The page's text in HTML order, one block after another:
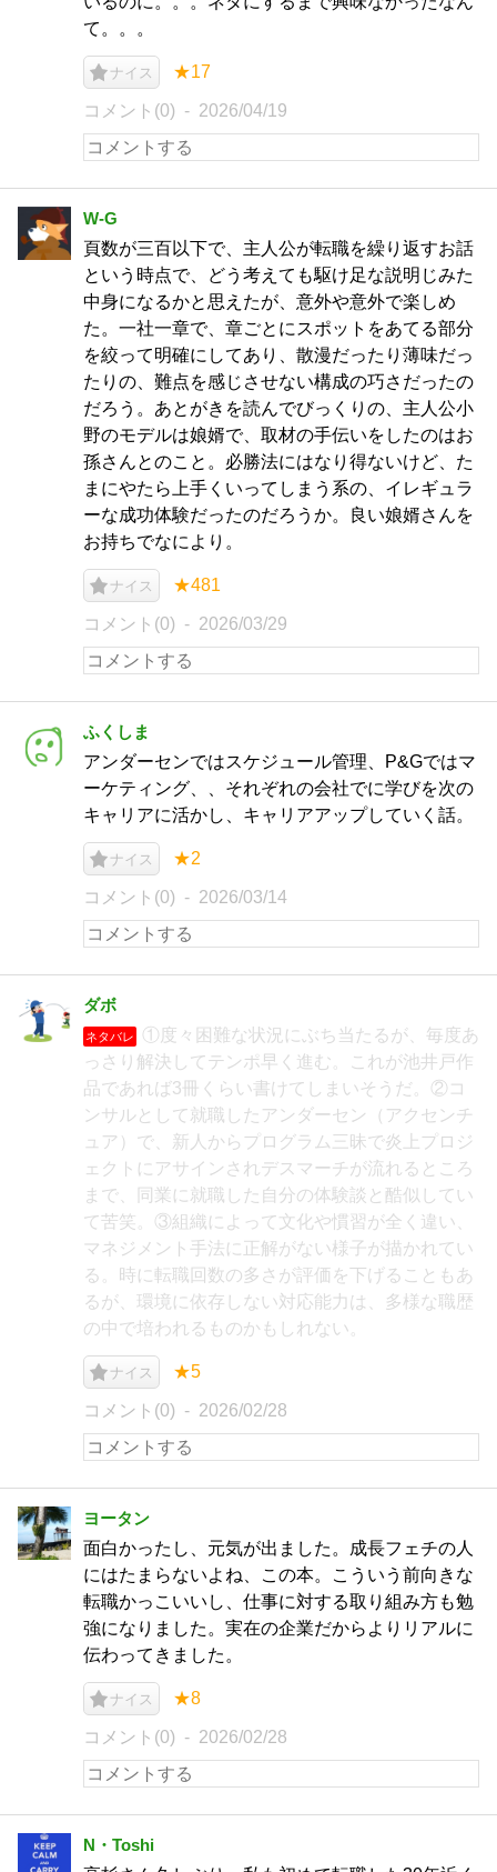
て。。。
ナイス ★17
コメント(0) 2026/04/19
W-G
頁数が三百以下で、主人公が転職を繰り返すお話
という時点で、どう考えても駆け足な説明じみた
中身になるかと思えたが、意外や意外で楽しめ
た。一社一章で、章ごとにスポットをあてる部分
を絞って明確にしてあり、散漫だったり薄味だっ
たりの、難点を感じさせない構成の巧さだったの
だろう。あとがきを読んでびっくりの、主人公小
野のモデルは娘婿で、取材の手伝いをしたのはお
孫さんとのこと。必勝法にはなり得ないけど、た
まにやたら上手くいってしまう系の、イレギュラ
ーな成功体験だったのだろうか。良い娘婿さんを
お持ちでなにより。
ナイス ★481
コメント(0) 2026/03/29
ふくしま
アンダーセンではスケジュール管理、P&Gではマ
ーケティング、、それぞれの会社でに学びを次の
キャリアに活かし、キャリアアップしていく話。
ナイス ★2
コメント(0) 2026/03/14
ダボ
ネタバレ
①度々困難な状況にぶち当たるが、毎度あ
っさり解決してテンポ早く進む。これが池井戸作
品であれば3冊くらい書けてしまいそうだ。②コ
ンサルとして就職したアンダーセン（アクセンチ
ュア）で、新人からプログラム三昧で炎上プロジ
ェクトにアサインされデスマーチが流れるところ
まで、同業に就職した自分の体験談と酷似してい
て苦笑。③組織によって文化や慣習が全く違い、
マネジメント手法に正解がない様子が描かれてい
る。時に転職回数の多さが評価を下げることもあ
るが、環境に依存しない対応能力は、多様な職歴
の中で培われるものかもしれない。
ナイス ★5
コメント(0) 2026/02/28
ヨータン
面白かったし、元気が出ました。成長フェチの人
にはたまらないよね、この本。こういう前向きな
転職かっこいいし、仕事に対する取り組み方も勉
強になりました。実在の企業だからよりリアルに
伝わってきました。
ナイス ★8
コメント(0) 2026/02/28
N・Toshi